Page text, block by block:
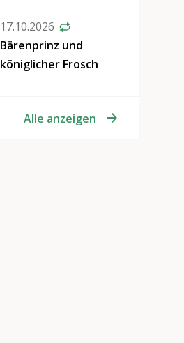
17.10.2026
Bärenprinz und
königlicher Frosch
Alle anzeigen